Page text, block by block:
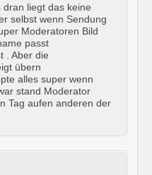
liegt das keine
selbst wenn Sendung
Moderatoren Bild
passt
. Aber die
übern
alles super wenn
stand Moderator
Tag aufen anderen der